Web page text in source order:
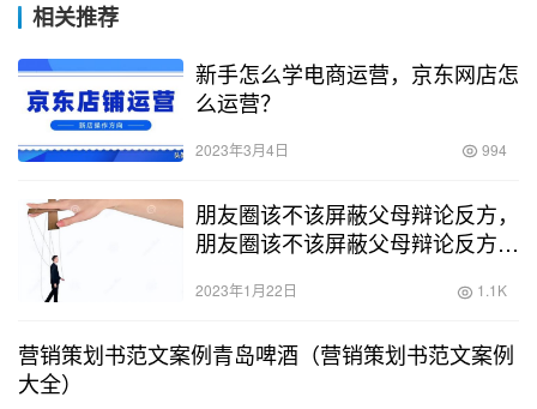
相关推荐
新手怎么学电商运营，京东网店怎
么运营？
2023年3月4日 994
朋友圈该不该屏蔽父母辩论反方，
朋友圈该不该屏蔽父母辩论反方一
2023年1月22日 1.1K
营销策划书范文案例青岛啤酒（营销策划书范文案例
大全）